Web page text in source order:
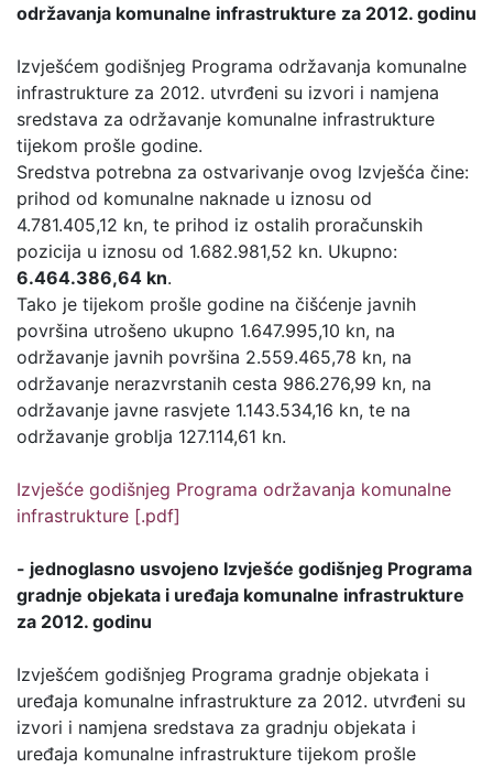
održavanja komunalne infrastrukture za 2012. godinu
Izvješćem godišnjeg Programa održavanja komunalne
infrastrukture za 2012. utvrđeni su izvori i namjena
sredstava za održavanje komunalne infrastrukture
tijekom prošle godine.
Sredstva potrebna za ostvarivanje ovog Izvješća čine:
prihod od komunalne naknade u iznosu od
4.781.405,12 kn, te prihod iz ostalih proračunskih
pozicija u iznosu od 1.682.981,52 kn. Ukupno:
6.464.386,64 kn.
Tako je tijekom prošle godine na čišćenje javnih
površina utrošeno ukupno 1.647.995,10 kn, na
održavanje javnih površina 2.559.465,78 kn, na
održavanje nerazvrstanih cesta 986.276,99 kn, na
održavanje javne rasvjete 1.143.534,16 kn, te na
održavanje groblja 127.114,61 kn.
Izvješće godišnjeg Programa održavanja komunalne
infrastrukture [.pdf]
- jednoglasno usvojeno Izvješće godišnjeg Programa
gradnje objekata i uređaja komunalne infrastrukture
za 2012. godinu
Izvješćem godišnjeg Programa gradnje objekata i
uređaja komunalne infrastrukture za 2012. utvrđeni su
izvori i namjena sredstava za gradnju objekata i
uređaja komunalne infrastrukture tijekom prošle